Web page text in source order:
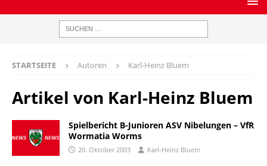
STARTSEITE Autoren Karl-Heinz Bluem
Artikel von Karl-Heinz Bluem
Spielbericht B-Junioren ASV Nibelungen – VfR
Wormatia Worms
20. Oktober 2003 Karl-Heinz Bluem